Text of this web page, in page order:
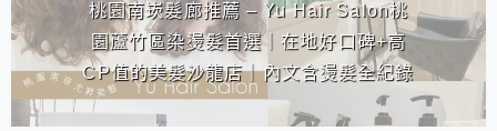
桃園南崁髮廊推薦 – Yu Hair Salon桃
園蘆竹區染燙髮首選｜在地好口碑+高
CP值的美髮沙龍店｜內文含燙髮全紀錄